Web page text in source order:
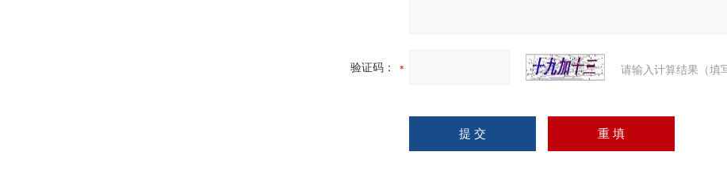
验证码： 请输入计算结果（填